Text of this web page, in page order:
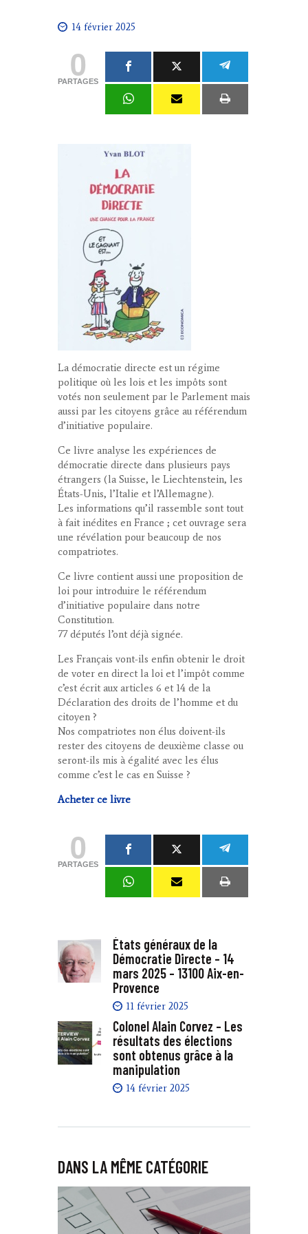
14 février 2025
0
PARTAGES
La démocratie directe est un régime
politique où les lois et les impôts sont
votés non seulement par le Parlement mais
aussi par les citoyens grâce au référendum
d’initiative populaire.
Ce livre analyse les expériences de
démocratie directe dans plusieurs pays
étrangers (la Suisse, le Liechtenstein, les
États-Unis, l’Italie et l’Allemagne).
Les informations qu’il rassemble sont tout
à fait inédites en France ; cet ouvrage sera
une révélation pour beaucoup de nos
compatriotes.
Ce livre contient aussi une proposition de
loi pour introduire le référendum
d’initiative populaire dans notre
Constitution.
77 députés l’ont déjà signée.
Les Français vont-ils enfin obtenir le droit
de voter en direct la loi et l’impôt comme
c’est écrit aux articles 6 et 14 de la
Déclaration des droits de l’homme et du
citoyen ?
Nos compatriotes non élus doivent-ils
rester des citoyens de deuxième classe ou
seront-ils mis à égalité avec les élus
comme c’est le cas en Suisse ?
Acheter ce livre
0
PARTAGES
États généraux de la
Démocratie Directe – 14
mars 2025 – 13100 Aix-en-
Provence
11 février 2025
Colonel Alain Corvez – Les
résultats des élections
sont obtenus grâce à la
manipulation
14 février 2025
DANS LA MÊME CATÉGORIE